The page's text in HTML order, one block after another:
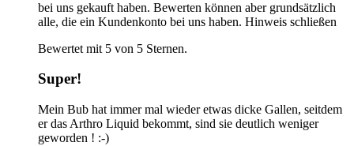
bei uns gekauft haben. Bewerten können aber grundsätzlich
alle, die ein Kundenkonto bei uns haben. Hinweis schließen
Bewertet mit 5 von 5 Sternen.
Super!
Mein Bub hat immer mal wieder etwas dicke Gallen, seitdem
er das Arthro Liquid bekommt, sind sie deutlich weniger
geworden ! :-)